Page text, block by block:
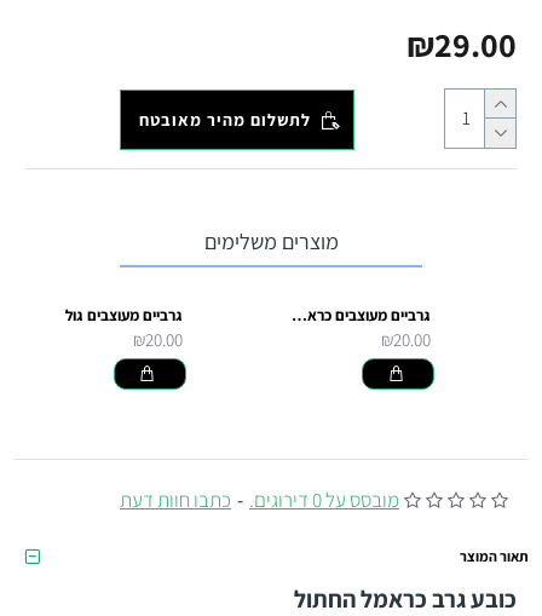
מובסס על 0 דירוגים. - כתבו חוות דעת
₪29.00
לתשלום מהיר מאובטח
מוצרים משלימים
גרביים מעוצבים כראמל החתול
₪20.00
גרביים מעוצבים גול
₪20.00
תאור המוצר
כובע גרב כראמל החתול